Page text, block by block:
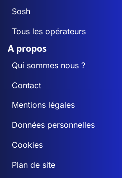
Sosh
Tous les opérateurs
A propos
Qui sommes nous ?
Contact
Mentions légales
Données personnelles
Cookies
Plan de site